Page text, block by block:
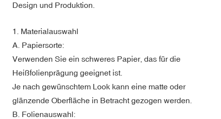
Design und Produktion.
1. Materialauswahl
A. Papiersorte:
Verwenden Sie ein schweres Papier, das für die
Heißfolienprägung geeignet ist.
Je nach gewünschtem Look kann eine matte oder
glänzende Oberfläche in Betracht gezogen werden.
B. Folienauswahl: